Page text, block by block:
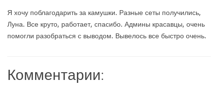
Я хочу поблагодарить за камушки. Разные сеты получились,
Луна. Все круто, работает, спасибо. Админы красавцы, очень
помогли разобраться с выводом. Вывелось все быстро очень.
Комментарии: